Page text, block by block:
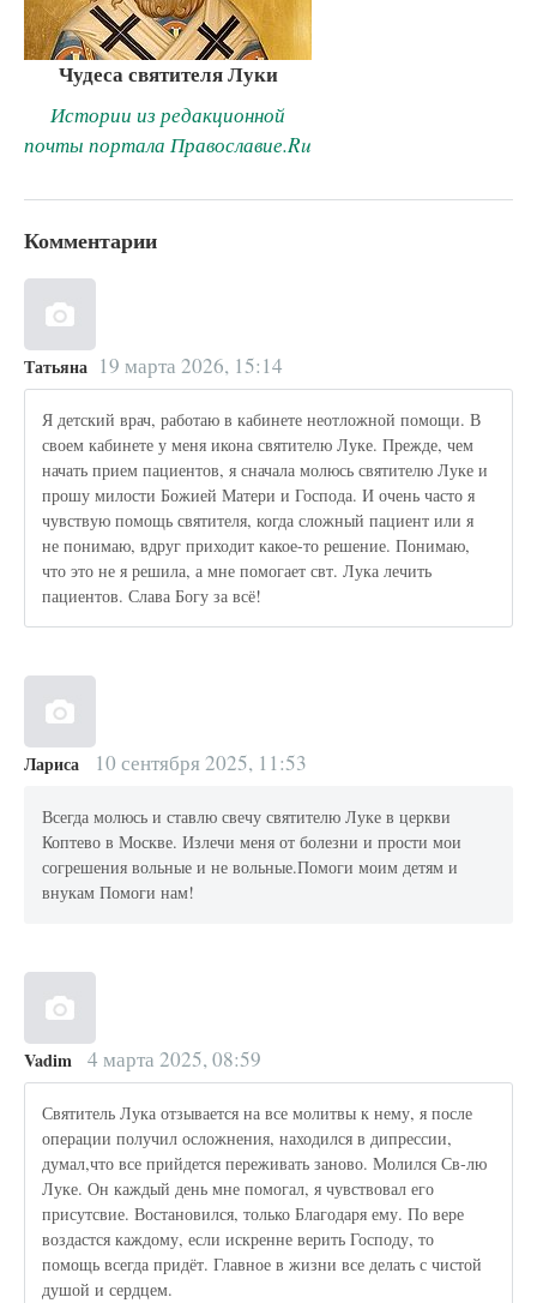
Чудеса святителя Луки
Истории из редакционной
почты портала Православие.Ru
Комментарии
Татьяна 19 марта 2026, 15:14
Я детский врач, работаю в кабинете неотложной помощи. В
своем кабинете у меня икона святителю Луке. Прежде, чем
начать прием пациентов, я сначала молюсь святителю Луке и
прошу милости Божией Матери и Господа. И очень часто я
чувствую помощь святителя, когда сложный пациент или я
не понимаю, вдруг приходит какое-то решение. Понимаю,
что это не я решила, а мне помогает свт. Лука лечить
пациентов. Слава Богу за всё!
Лариса 10 сентября 2025, 11:53
Всегда молюсь и ставлю свечу святителю Луке в церкви
Коптево в Москве. Излечи меня от болезни и прости мои
согрешения вольные и не вольные.Помоги моим детям и
внукам Помоги нам!
Vadim 4 марта 2025, 08:59
Святитель Лука отзывается на все молитвы к нему, я после
операции получил осложнения, находился в дипрессии,
думал,что все прийдется переживать заново. Молился Св-лю
Луке. Он каждый день мне помогал, я чувствовал его
присутсвие. Востановился, только Благодаря ему. По вере
воздастся каждому, если искренне верить Господу, то
помощь всегда придёт. Главное в жизни все делать с чистой
душой и сердцем.